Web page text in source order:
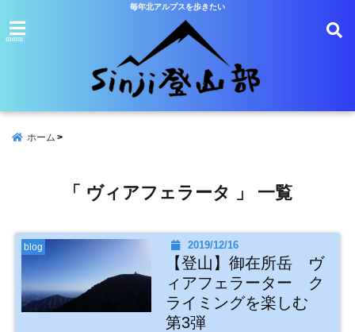
毎年北アルプスを歩きたい
menu
ホーム
「 ヴィアフェラータ 」 一覧
blog 2019/12/16
【登山】御在所岳 ヴ
ィアフェラーター ク
ライミングを楽しむ
第3弾